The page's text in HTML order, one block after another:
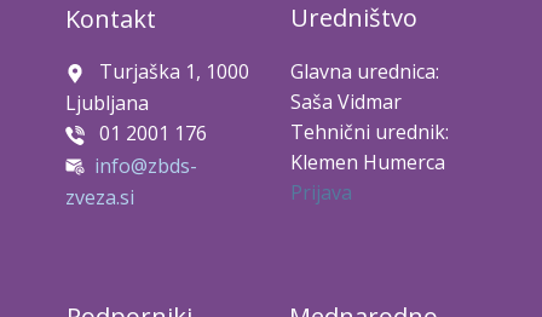
Kontakt
Turjaška 1, 1000
Ljubljana
01 2001 176
info@zbds-
zveza.si
Uredništvo
Glavna urednica:
Saša Vidmar
Tehnični urednik:
Klemen Humerca
Prijava